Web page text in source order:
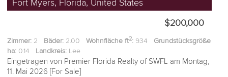
Fort Myers, Florida, United States
$200,000
Zimmer: 2 Bäder: 2.00Wohnfläche ft2: 934 Grundstücksgröße
ha: 0.14 Landkreis: Lee
Eingetragen von Premier Florida Realty of SWFL am Montag,
11. Mai 2026 [For Sale]